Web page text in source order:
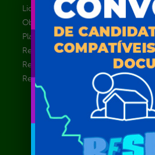
Licitações e Contratos
Obras Públicas
Planejamento e Prestação de Contas
Receitas
Recursos Humanos
Renúncias de Receitas